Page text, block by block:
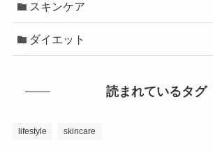
スキンケア
ダイエット
読まれているタグ
lifestyle skincare